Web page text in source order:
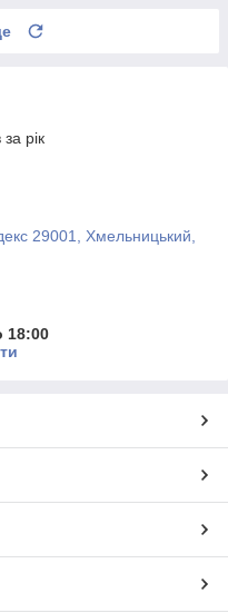
рік
29001, Хмельницький,
18:00